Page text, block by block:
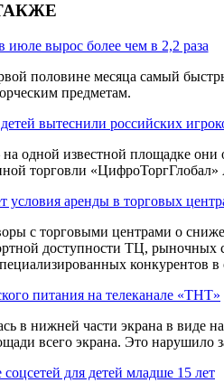
вырос более чем в 2,2 раза
половине месяца самый
предметам.
вытеснили российских
одной известной площадке они
торговли
условия аренды в торговых
с торговыми центрами о
доступности ТЦ,
конкурентов в
питания на телеканале «ТНТ»
в нижней части экрана в виде
всего экрана. Это нарушило
для детей младше 15 лет